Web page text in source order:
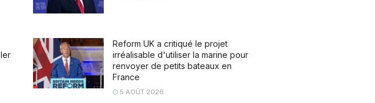
Reform UK a critiqué le projet
irréalisable d'utiliser la marine pour
renvoyer de petits bateaux en
France
5 AOÛT 2026